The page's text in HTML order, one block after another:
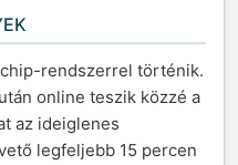
rendszerrel történik.
online teszik közzé a
az ideiglenes
legfeljebb 15 percen